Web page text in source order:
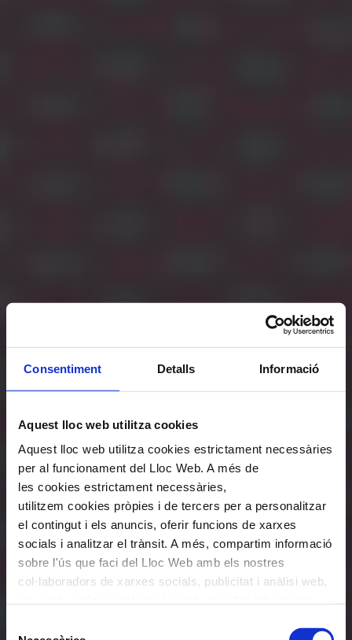
Consentiment Detalls Informació
Aquest lloc web utilitza cookies
Aquest lloc web utilitza cookies estrictament necessàries
per al funcionament del Lloc Web. A més de
les cookies estrictament necessàries,
utilitzem cookies pròpies i de tercers per a personalitzar
el contingut i els anuncis, oferir funcions de xarxes
socials i analitzar el trànsit. A més, compartim informació
sobre l'ús que faci del Lloc Web amb els nostres
col·laboradors de xarxes socials, publicitat i anàlisi web,